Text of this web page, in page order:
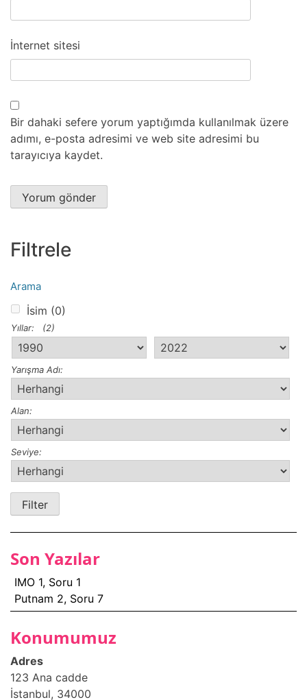
İnternet sitesi
Bir dahaki sefere yorum yaptığımda kullanılmak üzere
adımı, e-posta adresimi ve web site adresimi bu
tarayıcıya kaydet.
Filtrele
Arama
İsim (0)
Yıllar: (2)
Yarışma Adı:
Alan:
Seviye:
Son Yazılar
IMO 1, Soru 1
Putnam 2, Soru 7
Konumumuz
Adres
123 Ana cadde
İstanbul, 34000